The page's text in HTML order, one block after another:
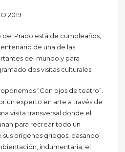
2019
del Prado está de cumpleaños,
de una de las
del mundo y para
dos visitas culturales.
“Con ojos de teatro”.
un experto en arte a través de
visita transversal donde el
para recrear todo un
orígenes griegos, pasando
indumentaria, el